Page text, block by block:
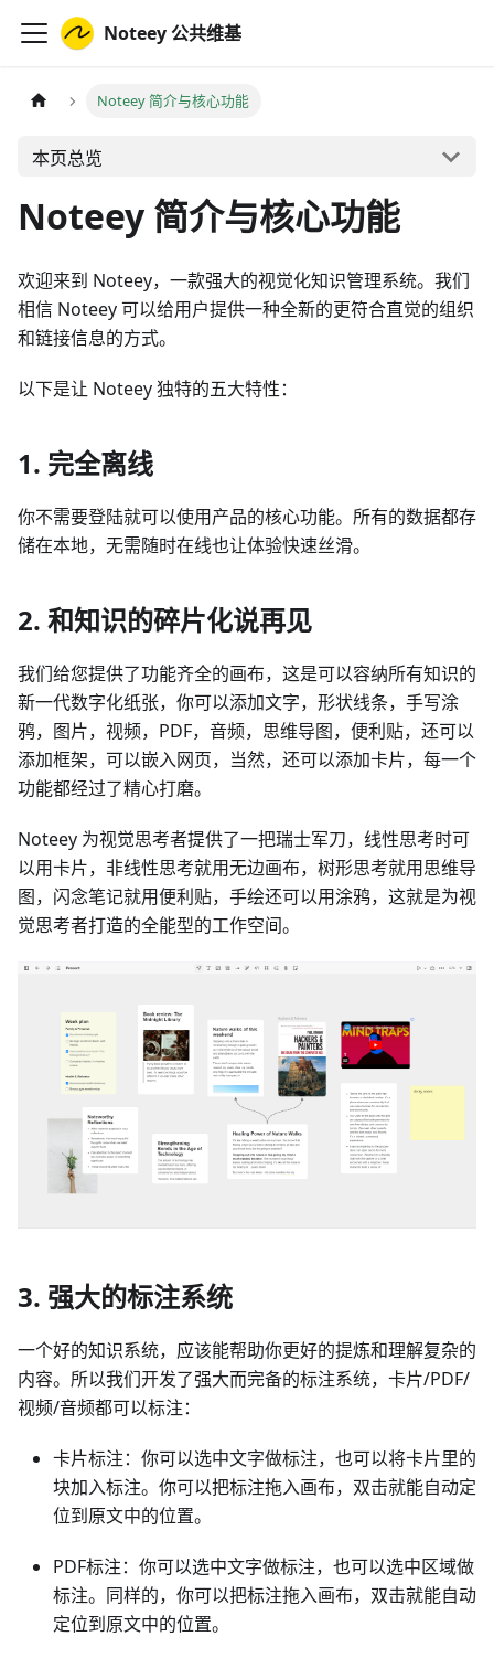
Noteey 公共维基
Noteey 简介与核心功能
本页总览
Noteey 简介与核心功能
欢迎来到 Noteey，一款强大的视觉化知识管理系统。我们
相信 Noteey 可以给用户提供一种全新的更符合直觉的组织
和链接信息的方式。
以下是让 Noteey 独特的五大特性：
1. 完全离线
你不需要登陆就可以使用产品的核心功能。所有的数据都存
储在本地，无需随时在线也让体验快速丝滑。
2. 和知识的碎片化说再见
我们给您提供了功能齐全的画布，这是可以容纳所有知识的
新一代数字化纸张，你可以添加文字，形状线条，手写涂
鸦，图片，视频，PDF，音频，思维导图，便利贴，还可以
添加框架，可以嵌入网页，当然，还可以添加卡片，每一个
功能都经过了精心打磨。
Noteey 为视觉思考者提供了一把瑞士军刀，线性思考时可
以用卡片，非线性思考就用无边画布，树形思考就用思维导
图，闪念笔记就用便利贴，手绘还可以用涂鸦，这就是为视
觉思考者打造的全能型的工作空间。
3. 强大的标注系统
一个好的知识系统，应该能帮助你更好的提炼和理解复杂的
内容。所以我们开发了强大而完备的标注系统，卡片/PDF/
视频/音频都可以标注：
卡片标注：你可以选中文字做标注，也可以将卡片里的
块加入标注。你可以把标注拖入画布，双击就能自动定
位到原文中的位置。
PDF标注：你可以选中文字做标注，也可以选中区域做
标注。同样的，你可以把标注拖入画布，双击就能自动
定位到原文中的位置。